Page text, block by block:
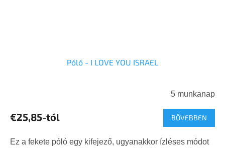
Póló - I LOVE YOU ISRAEL
5 munkanap
€25,85-tól BŐVEBBEN
Ez a fekete póló egy kifejező, ugyanakkor ízléses módot